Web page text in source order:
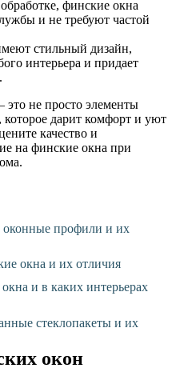
финские окна
и не требуют частой
стильный дизайн,
интерьера и придает
не просто элементы
которое дарит комфорт и уют
качество и
на финские окна при
оконные профили и их
окна и их отличия
и в каких интерьерах
стеклопакеты и их
окон